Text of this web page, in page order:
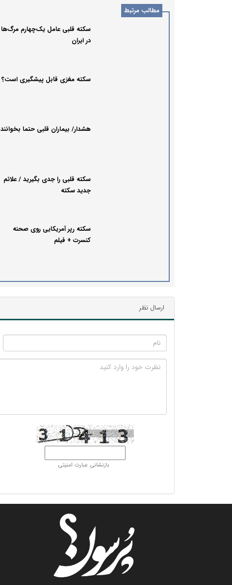
مطالب مرتبط
سکته قلبی عامل یک‌چهارم مرگ‌ها
در ایران
سکته مغزی قابل پیشگیری است؟
هشدار/ بیماران قلبی حتما بخوانند
سکته قلبی را جدی بگیرید / علائم
جدید سکته
سکته رپر آمریکایی روی صحنه
کنسرت + فیلم
ارسال نظر
بازنشانی عبارت امنیتی